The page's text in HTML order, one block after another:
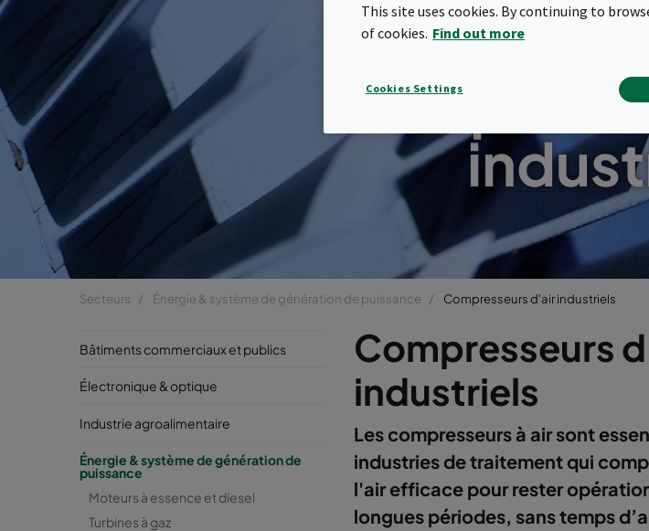
Filtration
Secteurs Énergie & système de génération de puissance Compresseurs d'air industriels
Bâtiments commerciaux et publics
Électronique & optique
Industrie agroalimentaire
Énergie & système de génération de
puissance
Moteurs à essence et diesel
Turbines à gaz
Compresseurs
industriels
Les compresseurs à air sont
industries de traitement qui
l'air efficace pour rester
longues périodes, sans temps
This site uses cookies. By continuing to
of cookies. Find out more
Cookies Settings